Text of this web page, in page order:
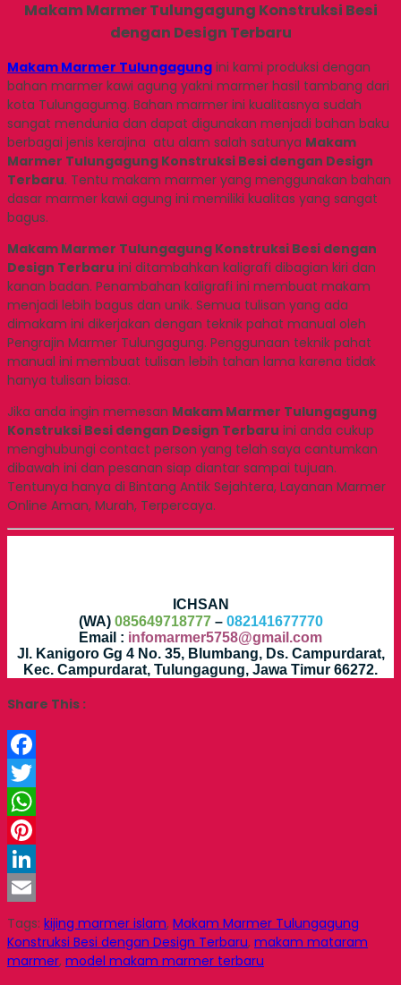
Makam Marmer Tulungagung Konstruksi Besi
dengan Design Terbaru
Makam Marmer Tulungagung ini kami produksi dengan
bahan marmer kawi agung yakni marmer hasil tambang dari
kota Tulungagumg. Bahan marmer ini kualitasnya sudah
sangat mendunia dan dapat digunakan menjadi bahan baku
berbagai jenis kerajina atu alam salah satunya Makam
Marmer Tulungagung Konstruksi Besi dengan Design
Terbaru. Tentu makam marmer yang menggunakan bahan
dasar marmer kawi agung ini memiliki kualitas yang sangat
bagus.
Makam Marmer Tulungagung Konstruksi Besi dengan
Design Terbaru ini ditambahkan kaligrafi dibagian kiri dan
kanan badan. Penambahan kaligrafi ini membuat makam
menjadi lebih bagus dan unik. Semua tulisan yang ada
dimakam ini dikerjakan dengan teknik pahat manual oleh
Pengrajin Marmer Tulungagung. Penggunaan teknik pahat
manual ini membuat tulisan lebih tahan lama karena tidak
hanya tulisan biasa.
Jika anda ingin memesan Makam Marmer Tulungagung
Konstruksi Besi dengan Design Terbaru ini anda cukup
menghubungi contact person yang telah saya cantumkan
dibawah ini dan pesanan siap diantar sampai tujuan.
Tentunya hanya di Bintang Antik Sejahtera, Layanan Marmer
Online Aman, Murah, Terpercaya.
ICHSAN
(WA) 085649718777– 082141677770
Email : infomarmer5758@gmail.com
Jl. Kanigoro Gg 4 No. 35, Blumbang, Ds. Campurdarat,
Kec. Campurdarat, Tulungagung, Jawa Timur 66272.
Share This :
Facebook
Twitter
WhatsApp
Pinterest
LinkedIn
Email
Tags: kijing marmer islam, Makam Marmer Tulungagung
Konstruksi Besi dengan Design Terbaru, makam mataram
marmer, model makam marmer terbaru